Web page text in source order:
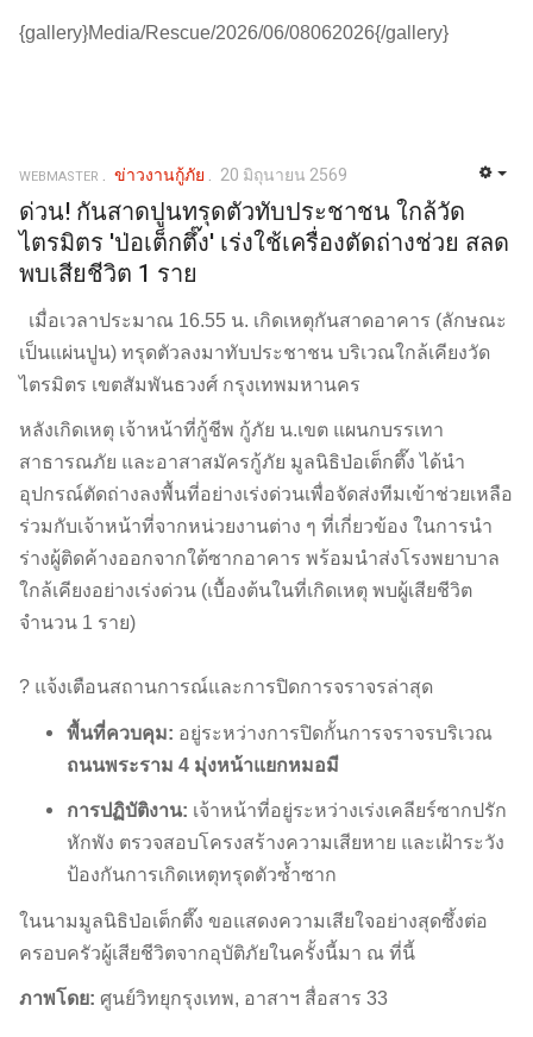
{gallery}Media/Rescue/2026/06/08062026{/gallery}
WEBMASTER ข่าวงานกู้ภัย 20 มิถุนายน 2569
ด่วน! กันสาดปูนทรุดตัวทับประชาชน ใกล้วัด
ไตรมิตร 'ป่อเต็กตึ๊ง' เร่งใช้เครื่องตัดถ่างช่วย สลด
พบเสียชีวิต 1 ราย
เมื่อเวลาประมาณ 16.55 น. เกิดเหตุกันสาดอาคาร (ลักษณะ
เป็นแผ่นปูน) ทรุดตัวลงมาทับประชาชน บริเวณใกล้เคียงวัด
ไตรมิตร เขตสัมพันธวงศ์ กรุงเทพมหานคร
หลังเกิดเหตุ เจ้าหน้าที่กู้ชีพ กู้ภัย น.เขต แผนกบรรเทา
สาธารณภัย และอาสาสมัครกู้ภัย มูลนิธิป่อเต็กตึ๊ง ได้นำ
อุปกรณ์ตัดถ่างลงพื้นที่อย่างเร่งด่วนเพื่อจัดส่งทีมเข้าช่วยเหลือ
ร่วมกับเจ้าหน้าที่จากหน่วยงานต่าง ๆ ที่เกี่ยวข้อง ในการนำ
ร่างผู้ติดค้างออกจากใต้ซากอาคาร พร้อมนำส่งโรงพยาบาล
ใกล้เคียงอย่างเร่งด่วน (เบื้องต้นในที่เกิดเหตุ พบผู้เสียชีวิต
จำนวน 1 ราย)
? แจ้งเตือนสถานการณ์และการปิดการจราจรล่าสุด
พื้นที่ควบคุม: อยู่ระหว่างการปิดกั้นการจราจรบริเวณ
ถนนพระราม 4 มุ่งหน้าแยกหมอมี
การปฏิบัติงาน: เจ้าหน้าที่อยู่ระหว่างเร่งเคลียร์ซากปรัก
หักพัง ตรวจสอบโครงสร้างความเสียหาย และเฝ้าระวัง
ป้องกันการเกิดเหตุทรุดตัวซ้ำซาก
ในนามมูลนิธิป่อเต็กตึ๊ง ขอแสดงความเสียใจอย่างสุดซึ้งต่อ
ครอบครัวผู้เสียชีวิตจากอุบัติภัยในครั้งนี้มา ณ ที่นี้
ภาพโดย: ศูนย์วิทยุกรุงเทพ, อาสาฯ สื่อสาร 33